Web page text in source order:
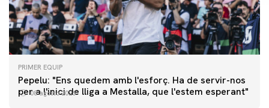
PRIMER EQUIP
Pepelu: "Ens quedem amb l'esforç. Ha de servir-nos
per a l'inici de lliga a Mestalla, que l'estem esperant"
08 agosto 2026
PRIMER EQUIP
📸 #ValenciaNUFC
PRIMER EQUIP
MESTALLA 📍